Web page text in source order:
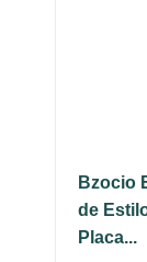
Bzocio
de
Placa...